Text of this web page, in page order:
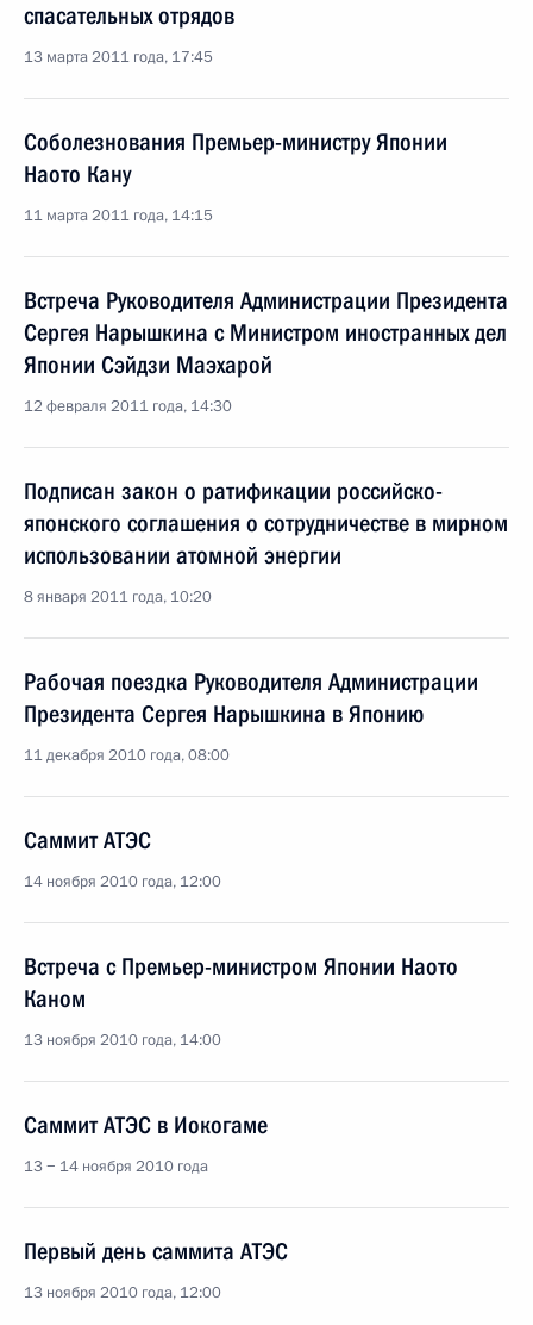
спасательных отрядов
13 марта 2011 года, 17:45
Соболезнования Премьер-министру Японии
Наото Кану
11 марта 2011 года, 14:15
Встреча Руководителя Администрации Президента
Сергея Нарышкина с Министром иностранных дел
Японии Сэйдзи Маэхарой
12 февраля 2011 года, 14:30
Подписан закон о ратификации российско-
японского соглашения о сотрудничестве в мирном
использовании атомной энергии
8 января 2011 года, 10:20
Рабочая поездка Руководителя Администрации
Президента Сергея Нарышкина в Японию
11 декабря 2010 года, 08:00
Саммит АТЭС
14 ноября 2010 года, 12:00
Встреча с Премьер-министром Японии Наото
Каном
13 ноября 2010 года, 14:00
Саммит АТЭС в Иокогаме
13 − 14 ноября 2010 года
Первый день саммита АТЭС
13 ноября 2010 года, 12:00